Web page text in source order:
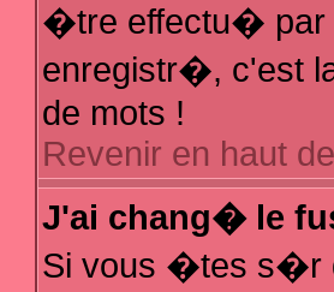
�tre effectu� par
enregistr�, c'est
de mots !
Revenir en haut
J'ai chang� le
Si vous �tes s�r